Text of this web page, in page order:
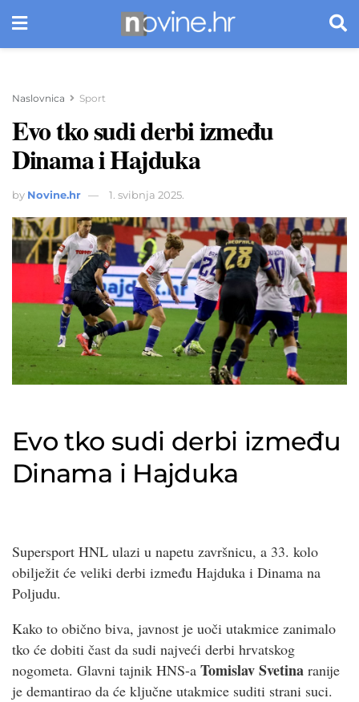
Naslovnica Sport
Evo tko sudi derbi između
Dinama i Hajduka
by Novine.hr 1. svibnja 2025.
Evo tko sudi derbi između
Dinama i Hajduka
Supersport HNL ulazi u napetu završnicu, a 33. kolo
obilježit će veliki derbi između Hajduka i Dinama na
Poljudu.
Kako to obično biva, javnost je uoči utakmice zanimalo
tko će dobiti čast da sudi najveći derbi hrvatskog
nogometa. Glavni tajnik HNS-a Tomislav Svetina ranije
je demantirao da će ključne utakmice suditi strani suci.